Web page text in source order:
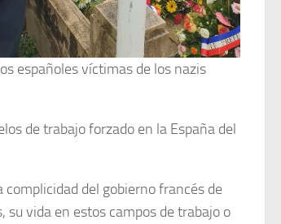
españoles víctimas de los nazis
de trabajo forzado en la España del
complicidad del gobierno francés de
su vida en estos campos de trabajo o